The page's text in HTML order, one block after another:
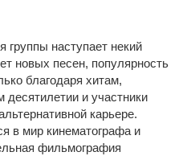
группы наступает некий
новых песен, популярность
благодаря хитам,
и участники
карьере.
в мир кинематографа и
фильмография